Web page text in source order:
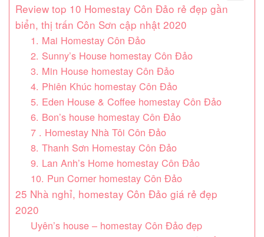
Review top 10 Homestay Côn Đảo rẻ đẹp gần
biển, thị trấn Côn Sơn cập nhật 2020
1. Mai Homestay Côn Đảo
2. Sunny’s House homestay Côn Đảo
3. Min House homestay Côn Đảo
4. Phiên Khúc homestay Côn Đảo
5. Eden House & Coffee homestay Côn Đảo
6. Bon’s house homestay Côn Đảo
7 . Homestay Nhà Tôi Côn Đảo
8. Thanh Sơn Homestay Côn Đảo
9. Lan Anh’s Home homestay Côn Đảo
10. Pun Corner homestay Côn Đảo
25 Nhà nghỉ, homestay Côn Đảo giá rẻ đẹp
2020
Uyên’s house – homestay Côn Đảo đẹp